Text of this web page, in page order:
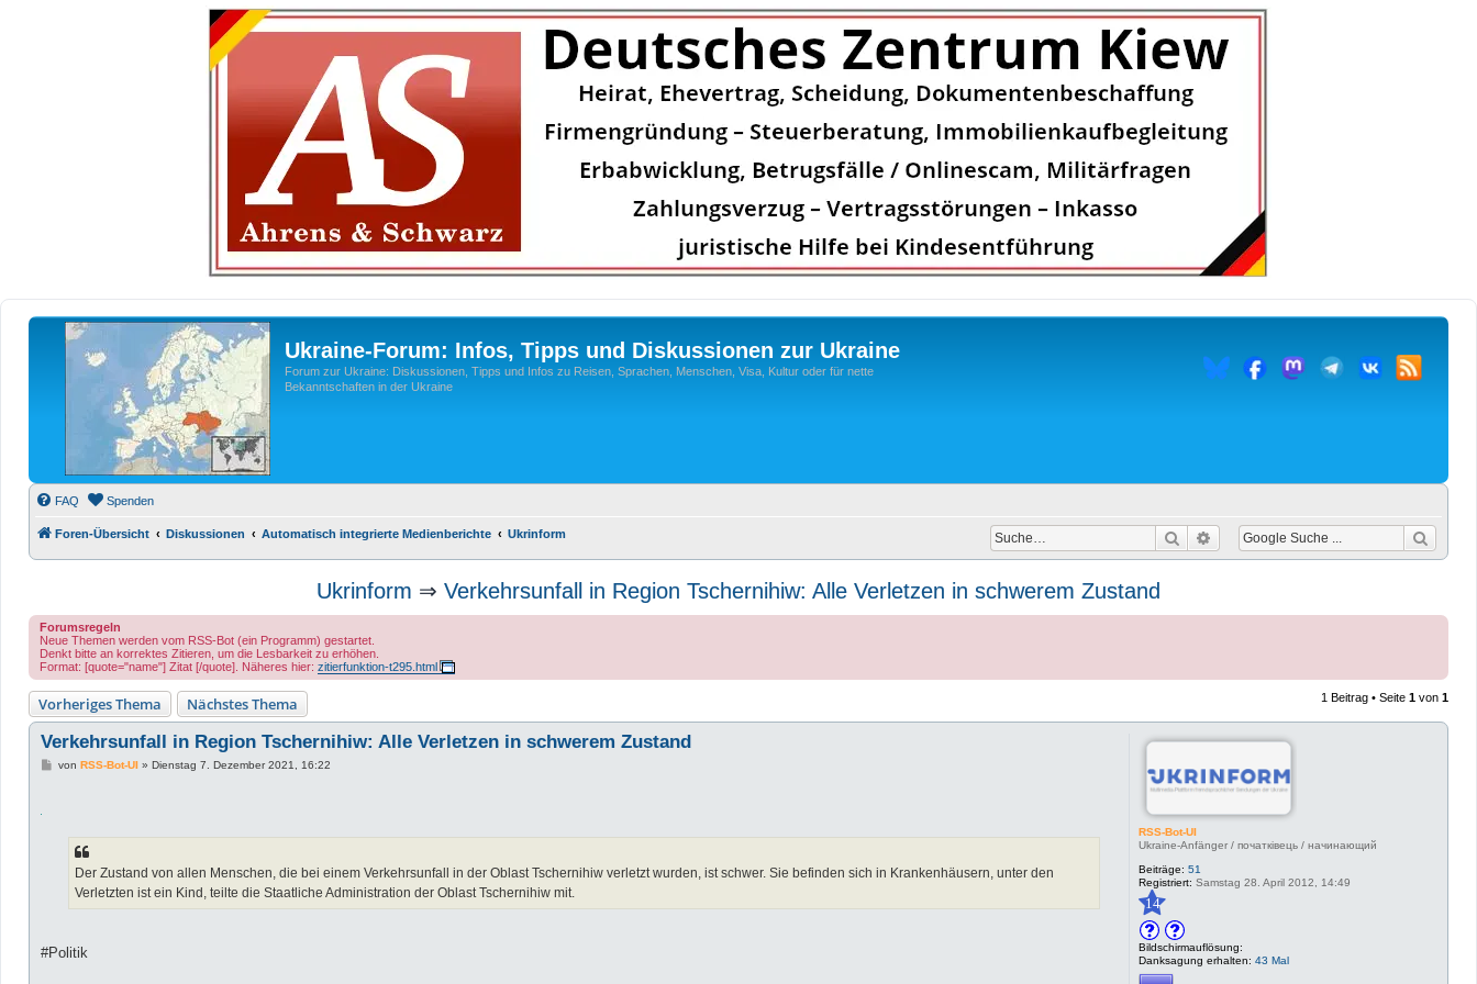
Ukraine-Forum: Infos, Tipps und Diskussionen zur Ukraine
Forum zur Ukraine: Diskussionen, Tipps und Infos zu Reisen, Sprachen, Menschen, Visa, Kultur oder für nette
Bekanntschaften in der Ukraine
FAQ Spenden
Foren-Übersicht Diskussionen Automatisch integrierte Medienberichte Ukrinform Suche Erweiterte Suche
Ukrinform ⇒ Verkehrsunfall in Region Tschernihiw: Alle Verletzen in schwerem Zustand
Forumsregeln
Neue Themen werden vom RSS-Bot (ein Programm) gestartet.
Denkt bitte an korrektes Zitieren, um die Lesbarkeit zu erhöhen.
Format: [quote="name"] Zitat [/quote]. Näheres hier: zitierfunktion-t295.html
Vorheriges Thema Nächstes Thema 1 Beitrag • Seite 1 von 1
RSS-Bot-UI
Ukraine-Anfänger / початківець / начинающий
Beiträge: 51
Registriert: Samstag 28. April 2012, 14:49
14
Bildschirmauflösung:
Danksagung erhalten: 43 Mal
Verkehrsunfall in Region Tschernihiw: Alle Verletzen in schwerem Zustand
Bvon RSS-Bot-UI» Dienstag 7. Dezember 2021, 16:22
Der Zustand von allen Menschen, die bei einem Verkehrsunfall in der Oblast Tschernihiw verletzt wurden, ist schwer. Sie befinden sich in Krankenhäusern, unter den
Verletzten ist ein Kind, teilte die Staatliche Administration der Oblast Tschernihiw mit.
#Politik